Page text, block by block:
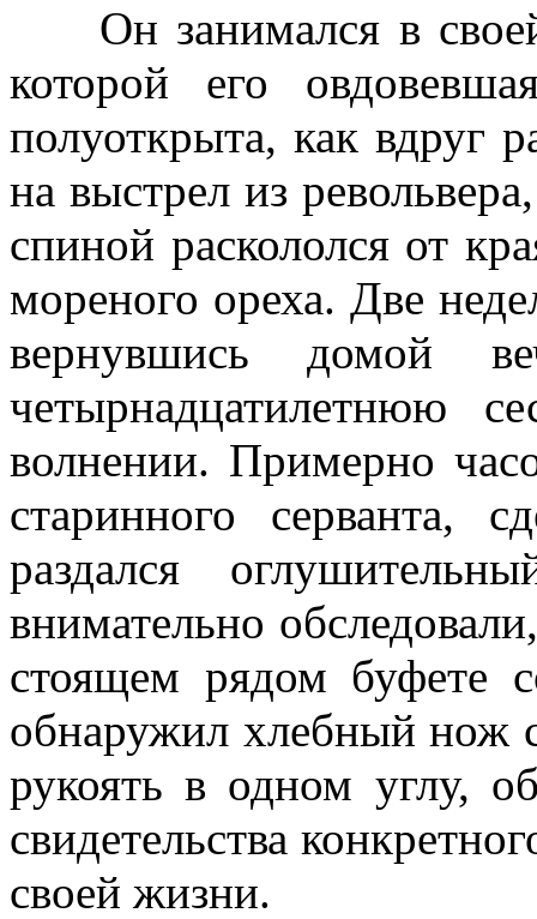
Он занимался в своей
которой его
полуоткрыта, как вдруг
на выстрел из
спиной раскололся от
мореного ореха. Две
вернувшись домой
четырнадцатилетнюю
волнении. Примерно
старинного серванта,
раздался
внимательно
стоящем рядом буфете
обнаружил хлебный нож
рукоять в одном углу,
свидетельства
своей жизни.